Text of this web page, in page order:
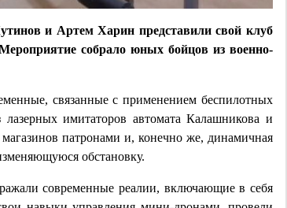
и Артем Харин представили свой клуб
собрало юных бойцов из военно-
связанные с применением беспилотных
имитаторов автомата Калашникова и
патронами и, конечно же, динамичная
обстановку.
современные реалии, включающие в себя